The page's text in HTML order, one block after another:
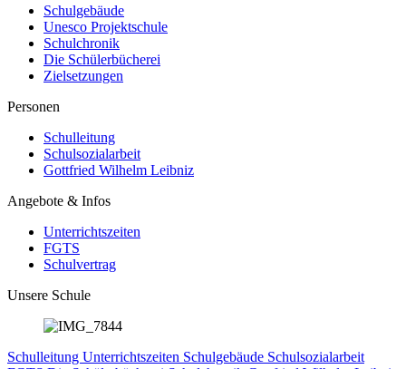
Schulgebäude
Unesco Projektschule
Schulchronik
Die Schülerbücherei
Zielsetzungen
Personen
Schulleitung
Schulsozialarbeit
Gottfried Wilhelm Leibniz
Angebote & Infos
Unterrichtszeiten
FGTS
Schulvertrag
Unsere Schule
Schulleitung Unterrichtszeiten Schulgebäude Schulsozialarbeit